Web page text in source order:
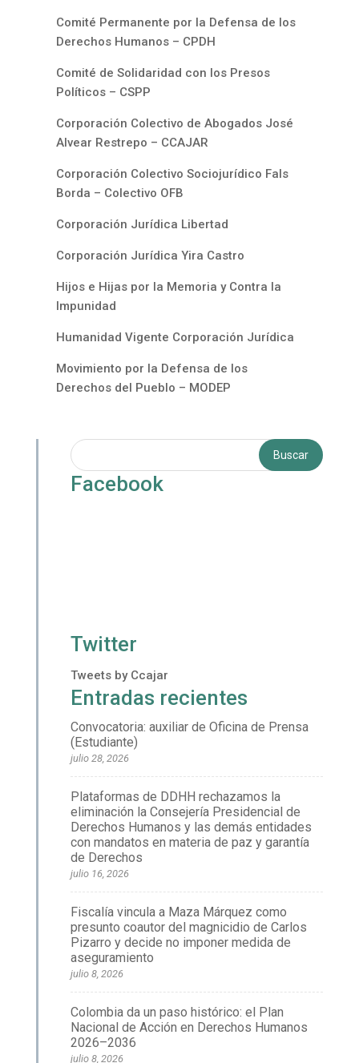
Comité Permanente por la Defensa de los
Derechos Humanos – CPDH
Comité de Solidaridad con los Presos
Políticos – CSPP
Corporación Colectivo de Abogados José
Alvear Restrepo – CCAJAR
Corporación Colectivo Sociojurídico Fals
Borda – Colectivo OFB
Corporación Jurídica Libertad
Corporación Jurídica Yira Castro
Hijos e Hijas por la Memoria y Contra la
Impunidad
Humanidad Vigente Corporación Jurídica
Movimiento por la Defensa de los
Derechos del Pueblo – MODEP
Facebook
Twitter
Tweets by Ccajar
Entradas recientes
Convocatoria: auxiliar de Oficina de Prensa
(Estudiante)
julio 28, 2026
Plataformas de DDHH rechazamos la
eliminación la Consejería Presidencial de
Derechos Humanos y las demás entidades
con mandatos en materia de paz y garantía
de Derechos
julio 16, 2026
Fiscalía vincula a Maza Márquez como
presunto coautor del magnicidio de Carlos
Pizarro y decide no imponer medida de
aseguramiento
julio 8, 2026
Colombia da un paso histórico: el Plan
Nacional de Acción en Derechos Humanos
2026–2036
julio 8, 2026